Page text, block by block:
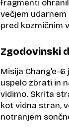
fragmenti
večjem
pred kozmičnim
Zgodovinski
Misija Chang'e-6
uspelo zbrati in
vidimo. Skrita
kot vidna stran,
notranjem